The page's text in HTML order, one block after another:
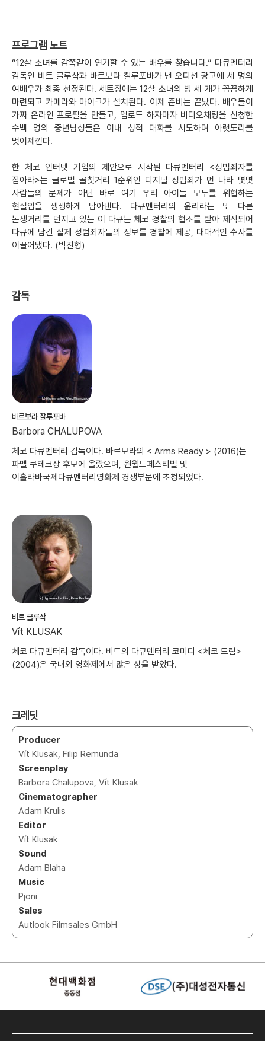
프로그램 노트
“12살 소녀를 감쪽같이 연기할 수 있는 배우를 찾습니다.” 다큐멘터리
감독인 비트 클루삭과 바르보라 찰루포바가 낸 오디션 광고에 세 명의
여배우가 최종 선정된다. 세트장에는 12살 소녀의 방 세 개가 꼼꼼하게
마련되고 카메라와 마이크가 설치된다. 이제 준비는 끝났다. 배우들이
가짜 온라인 프로필을 만들고, 업로드 하자마자 비디오채팅을 신청한
수백 명의 중년남성들은 이내 성적 대화를 시도하며 아랫도리를
벗어제낀다.
한 체코 인터넷 기업의 제안으로 시작된 다큐멘터리 <성범죄자를
잡아라>는 글로벌 골칫거리 1순위인 디지털 성범죄가 먼 나라 몇몇
사람들의 문제가 아닌 바로 여기 우리 아이들 모두를 위협하는
현실임을 생생하게 담아낸다. 다큐멘터리의 윤리라는 또 다른
논쟁거리를 던지고 있는 이 다큐는 체코 경찰의 협조를 받아 제작되어
다큐에 담긴 실제 성범죄자들의 정보를 경찰에 제공, 대대적인 수사를
이끌어냈다. (박진형)
감독
바르보라 찰루포바
Barbora CHALUPOVA
체코 다큐멘터리 감독이다. 바르보라의 < Arms Ready > (2016)는
파벨 쿠테크상 후보에 올랐으며, 원월드페스티벌 및
이흘라바국제다큐멘터리영화제 경쟁부문에 초청되었다.
비트 클루삭
Vít KLUSAK
체코 다큐멘터리 감독이다. 비트의 다큐멘터리 코미디 <체코 드림>
(2004)은 국내외 영화제에서 많은 상을 받았다.
크레딧
Producer
Vít Klusak, Filip Remunda
Screenplay
Barbora Chalupova, Vít Klusak
Cinematographer
Adam Krulis
Editor
Vít Klusak
Sound
Adam Blaha
Music
Pjoni
Sales
Autlook Filmsales GmbH